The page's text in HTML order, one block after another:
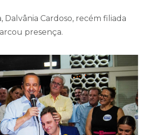
Dalvânia Cardoso, recém filiada
presença.